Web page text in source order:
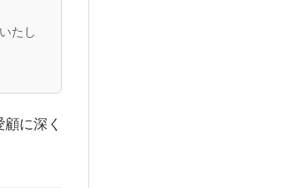
たし
に深く